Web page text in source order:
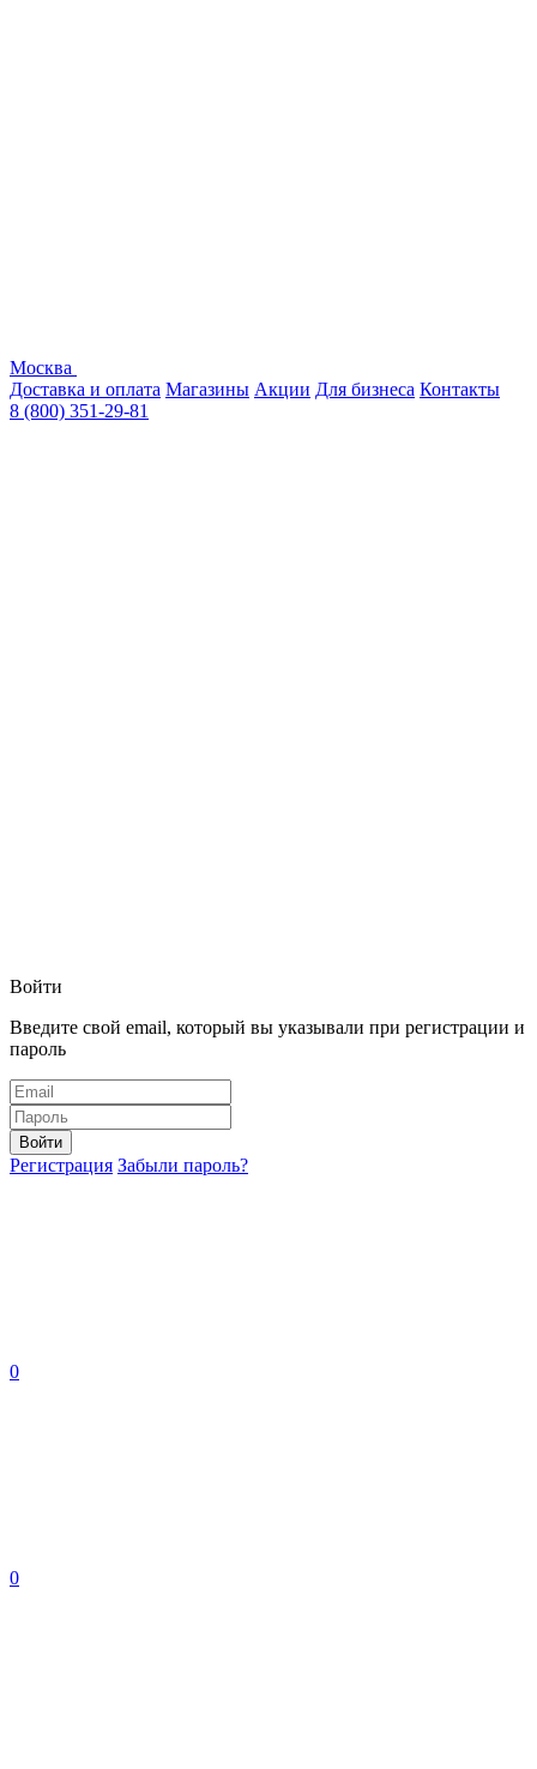
Москва
Доставка и оплата Магазины Акции Для бизнеса Контакты
8 (800) 351-29-81
Войти
Введите свой email, который вы указывали при регистрации и
пароль
Войти
Регистрация Забыли пароль?
0
0